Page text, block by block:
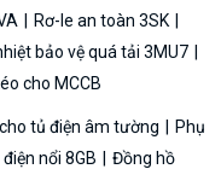
Rơ-le an toàn 3SK
bảo vệ quá tải 3MU7
cho MCCB
tủ điện âm tường
Phụ
nổi 8GB
Đồng hồ